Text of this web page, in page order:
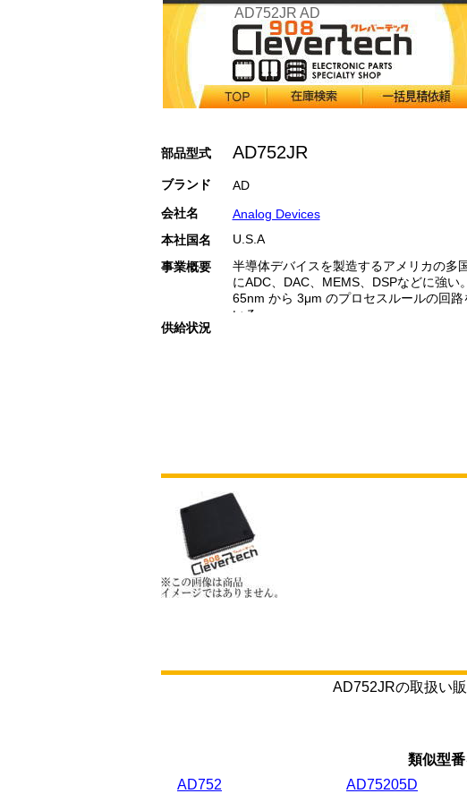
AD752JR AD
部品型式 AD752JR
ブランド
AD
会社名
Analog Devices
本社国名
U.S.A
事業概要
半導体デバイスを製造するアメリカの多
にADC、DAC、MEMS、DSPなどに強い
65nm から 3μm のプロセスルールの回路
いる。
供給状況
AD752JRの取扱い
類似型
AD752
AD75205D